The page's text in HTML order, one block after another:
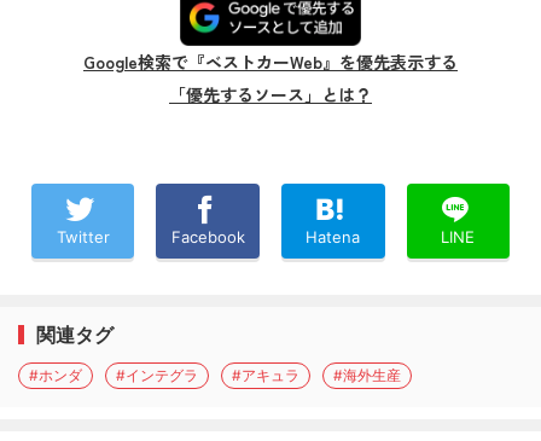
Google検索で『ベストカーWeb』を優先表示する
「優先するソース」とは？
Twitter Facebook Hatena LINE
関連タグ
#ホンダ #インテグラ #アキュラ #海外生産